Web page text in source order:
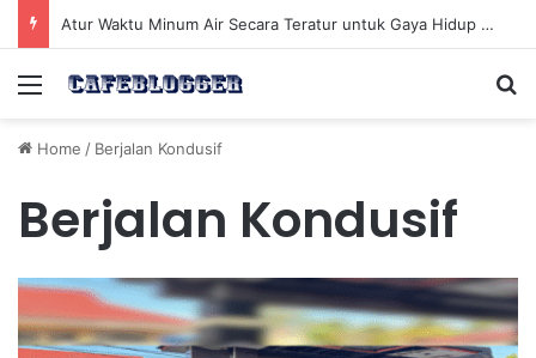
Atur Waktu Minum Air Secara Teratur untuk Gaya Hidup Sehat Sepanjang Hari
Menu
Home / Berjalan Kondusif
Berjalan Kondusif